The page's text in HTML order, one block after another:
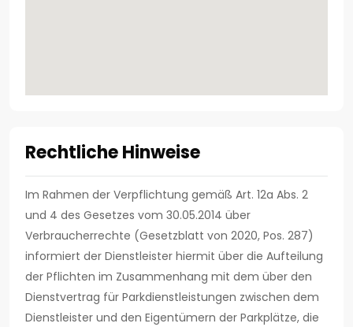
Rechtliche Hinweise
Im Rahmen der Verpflichtung gemäß Art. 12a Abs. 2
und 4 des Gesetzes vom 30.05.2014 über
Verbraucherrechte (Gesetzblatt von 2020, Pos. 287)
informiert der Dienstleister hiermit über die Aufteilung
der Pflichten im Zusammenhang mit dem über den
Dienstvertrag für Parkdienstleistungen zwischen dem
Dienstleister und den Eigentümern der Parkplätze, die